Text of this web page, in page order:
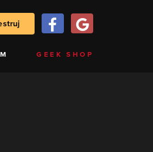
GEEK SHOP